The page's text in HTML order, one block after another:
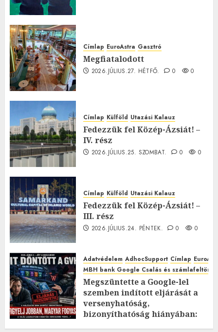
Címlap EuroAstra Gasztró
Megfiatalodott
2026.JÚLIUS.27. HÉTFŐ. 0 0
Címlap Külföld Utazási Kalauz
Fedezzük fel Közép-Ázsiát! –
IV. rész
2026.JÚLIUS.25. SZOMBAT. 0 0
Címlap Külföld Utazási Kalauz
Fedezzük fel Közép-Ázsiát! –
III. rész
2026.JÚLIUS.24. PÉNTEK. 0 0
Adatvédelem AdhocSupport Címlap
MBH bank Google Csalás és
Megszüntette a Google-lel
szemben indított eljárását a
versenyhatóság,
bizonyíthatóság hiányában: